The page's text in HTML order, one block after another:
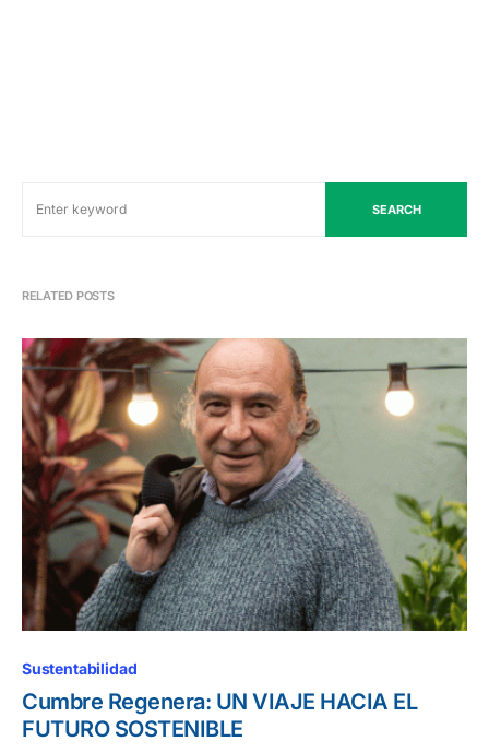
SEARCH
RELATED POSTS
Sustentabilidad
Cumbre Regenera: UN VIAJE HACIA EL
FUTURO SOSTENIBLE